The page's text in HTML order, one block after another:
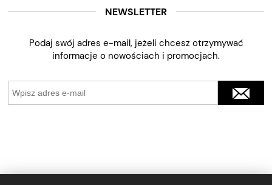
NEWSLETTER
Podaj swój adres e-mail, jeżeli chcesz otrzymywać
informacje o nowościach i promocjach.